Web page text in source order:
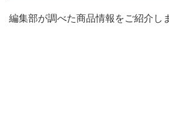
編集部が調べた商品情報をご紹介し